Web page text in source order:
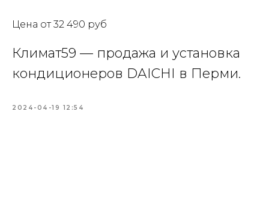
Цена от 32 490 руб
Климат59 — продажа и установка
кондиционеров DAICHI в Перми.
2024-04-19 12:54